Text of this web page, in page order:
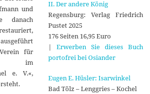
und
danach
für
im
e. V.«,
II. Der andere König
Regensburg: Verlag Friedrich
Pustet 2025
176 Seiten 16,95 Euro
| Erwerben Sie dieses Buch
portofrei bei Osiander
Eugen E. Hüsler: Isarwinkel
Bad Tölz – Lenggries – Kochel